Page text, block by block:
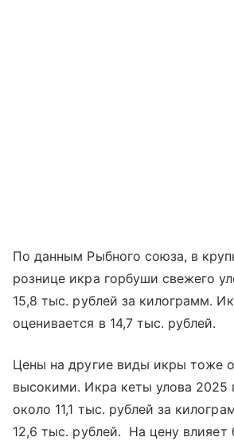
По данным Рыбного союза, в
рознице икра горбуши свежего
15,8 тыс. рублей за килограмм.
оценивается в 14,7 тыс. рублей.
Цены на другие виды икры тоже
высокими. Икра кеты улова 2025
около 11,1 тыс. рублей за
12,6 тыс. рублей. На цену влияет